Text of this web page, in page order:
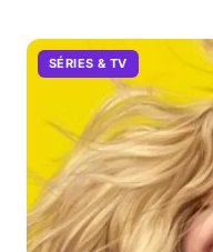
SÉRIES & TV